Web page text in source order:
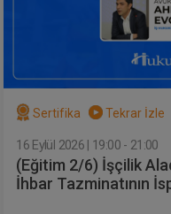
Sertifika Tekrar İzle
16 Eylül 2026 | 19:00 - 21:00
(Eğitim 2/6) İşçilik
İhbar Tazminatının